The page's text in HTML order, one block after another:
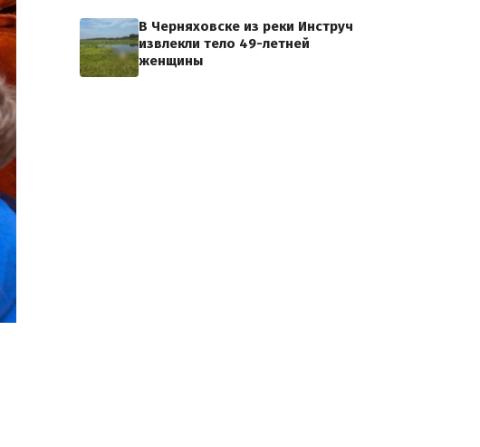
В Черняховске из реки Инструч
извлекли тело 49-летней
женщины